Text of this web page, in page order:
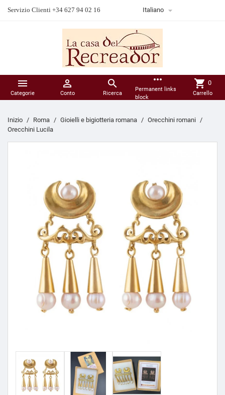
Servizio Clienti +34 627 94 02 16 Italiano 

Categorie

Conto

Ricerca
more_horiz
Permanent links
block
shopping_cart 0
Carrello
Inizio Roma Gioielli e bigiotteria romana
Orecchini romani
Orecchini Lucila